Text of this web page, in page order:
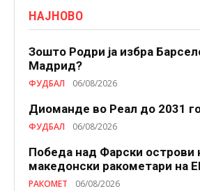
НАЈНОВО
Зошто Родри ја избра
Мадрид?
ФУДБАЛ 06/08/2026
Диоманде во Реал до 2031
ФУДБАЛ 06/08/2026
Победа над Фарски острови
македонски ракометари на
РАКОМЕТ 06/08/2026